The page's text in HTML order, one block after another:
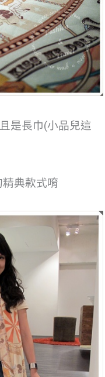
是長巾(小品兒這
典款式唷